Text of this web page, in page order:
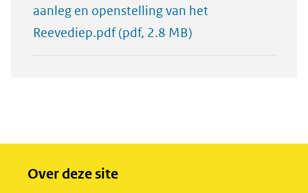
aanleg en openstelling van het
Reevediep.pdf(pdf, 2.8 MB)
Over deze site